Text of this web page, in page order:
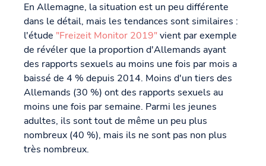
En Allemagne, la situation est un peu différente
dans le détail, mais les tendances sont similaires :
l'étude "Freizeit Monitor 2019"vient par exemple
de révéler que la proportion d'Allemands ayant
des rapports sexuels au moins une fois par mois a
baissé de 4 % depuis 2014. Moins d'un tiers des
Allemands (30 %) ont des rapports sexuels au
moins une fois par semaine. Parmi les jeunes
adultes, ils sont tout de même un peu plus
nombreux (40 %), mais ils ne sont pas non plus
très nombreux.